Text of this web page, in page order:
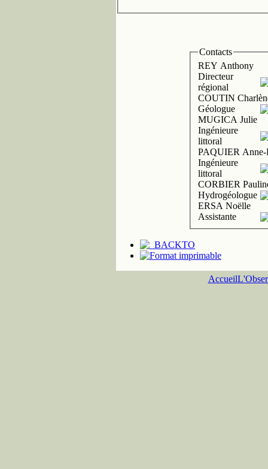
Contacts
REY Anthony
Directeur
régional
COUTIN
Géologue
MUGICA Julie
Ingénieure
littoral
PAQUIER Anne-
Ingénieure
littoral
CORBIER
Hydrogéologue
ERSA Noëlle
Assistante
Accueil